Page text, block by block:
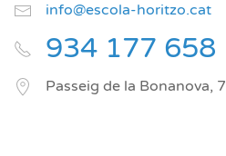
info@escola-horitzo.cat
934 177 658
Passeig de la Bonanova, 7